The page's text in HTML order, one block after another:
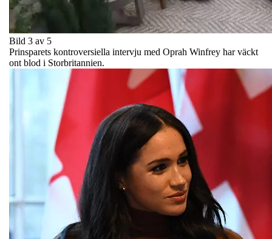
Bild 3 av 5
Prinsparets kontroversiella intervju med Oprah Winfrey har väckt
ont blod i Storbritannien.